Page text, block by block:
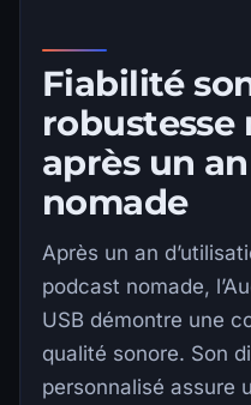
Fiabilité
robustesse
après un
nomade
Après un an
podcast nomade,
USB démontre une
qualité sonore. Son
personnalisé assure